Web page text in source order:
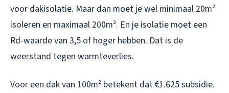
voor dakisolatie. Maar dan moet je wel minimaal 20m²
isoleren en maximaal 200m². En je isolatie moet een
Rd-waarde van 3,5 of hoger hebben. Dat is de
weerstand tegen warmteverlies.
Voor een dak van 100m² betekent dat €1.625 subsidie.